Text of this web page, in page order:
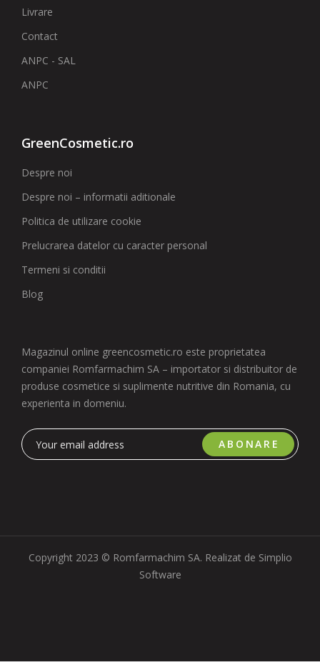
Livrare
Contact
ANPC - SAL
ANPC
GreenCosmetic.ro
Despre noi
Despre noi – informatii aditionale
Politica de utilizare cookie
Prelucrarea datelor cu caracter personal
Termeni si conditii
Blog
Magazinul online greencosmetic.ro este proprietatea
companiei Romfarmachim SA – importator si distribuitor de
produse cosmetice si suplimente nutritive din Romania, cu
experienta in domeniu.
ABONARE
Copyright 2023 © Romfarmachim SA. Realizat de Simplio
Software